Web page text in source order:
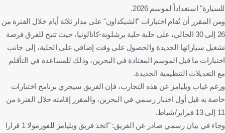
للسيارة" استعداداً لموسم 2026.
ومن المقرر أن تُقام اختبارات "الشيكداون" على مدار ثلاثة أيام خلال الفترة من
26 إلى 30 الحالي، على حلبة حلبة برشلونة-كاتالونيا، حيث تتيح للفرق فرصة
تشغيل سياراتها الجديدة والحصول على وقت إضافي على الحلبة، إلى جانب
اختبارات ما قبل الموسم المعتادة في البحرين، وذلك للمساعدة في التأقلم
مع التعديلات التنظيمية الجديدة.
ورغم غياب ويليامز عن هذه التجارب، فإن الفريق سيجري برنامج اختبارات
خاصة به قبل أول اختبار رسمي في البحرين، والمقرر إقامته خلال الفترة من
11 إلى 13 فبراير/شباط.
وجاء في بيان رسمي صادر عن الفريق: "اتخذ فريق ويليامز للفورمولا 1 قرارا